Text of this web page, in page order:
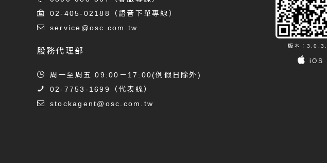
02-405-02188
（語音下單專線）
service@osc.com.tw
股務代理部
周一至周五 09:00－17:00(例假日除外)
02-7753-1699
（代表線）
stockagent@osc.com.tw
版本：
iOS